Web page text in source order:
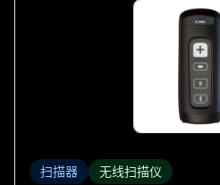
扫描器 无线扫描仪